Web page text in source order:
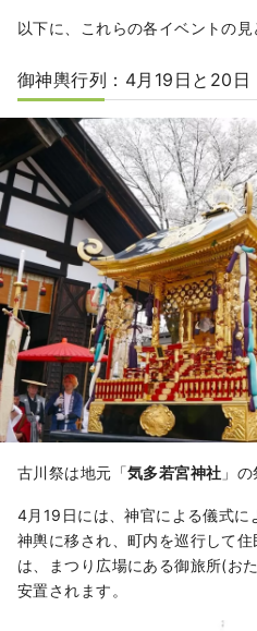
以下に、これらの各イベントの見
御神輿行列：4月19日と20日
古川祭は地元「気多若宮神社 」
4月19日には、神官による儀式に
神輿に移され、町内を巡行して
は、まつり広場にある御旅所(お
安置されます。